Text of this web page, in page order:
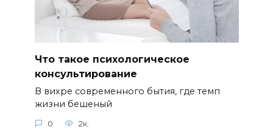
Что такое психологическое
консультирование
В вихре современного бытия, где темп
жизни бешеный
0 2к.